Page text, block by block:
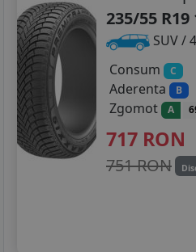
235/55 R19
SUV /
Consum
C
Aderenta B
Zgomot A
717 RON
751 RON